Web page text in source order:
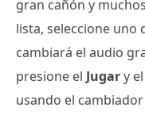
gran cañón y
lista, seleccione uno
cambiará el audio
presione el Jugary
usando el